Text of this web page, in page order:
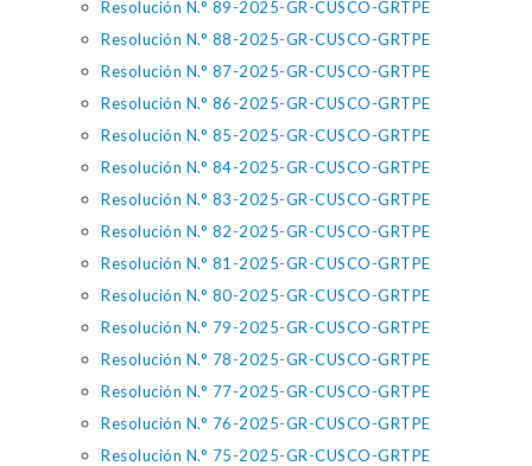
Resolución N.° 89-2025-GR-CUSCO-GRTPE
Resolución N.° 88-2025-GR-CUSCO-GRTPE
Resolución N.° 87-2025-GR-CUSCO-GRTPE
Resolución N.° 86-2025-GR-CUSCO-GRTPE
Resolución N.° 85-2025-GR-CUSCO-GRTPE
Resolución N.° 84-2025-GR-CUSCO-GRTPE
Resolución N.° 83-2025-GR-CUSCO-GRTPE
Resolución N.° 82-2025-GR-CUSCO-GRTPE
Resolución N.° 81-2025-GR-CUSCO-GRTPE
Resolución N.° 80-2025-GR-CUSCO-GRTPE
Resolución N.° 79-2025-GR-CUSCO-GRTPE
Resolución N.° 78-2025-GR-CUSCO-GRTPE
Resolución N.° 77-2025-GR-CUSCO-GRTPE
Resolución N.° 76-2025-GR-CUSCO-GRTPE
Resolución N.° 75-2025-GR-CUSCO-GRTPE